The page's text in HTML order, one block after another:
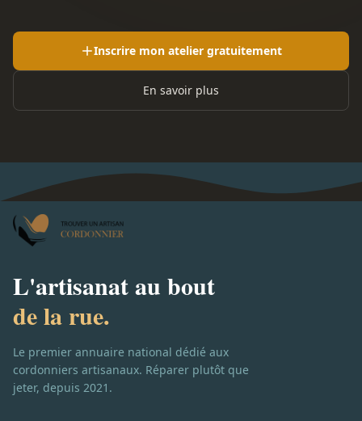
Inscrire mon atelier gratuitement
En savoir plus
L'artisanat au bout
de la rue.
Le premier annuaire national dédié aux
cordonniers artisanaux. Réparer plutôt que
jeter, depuis 2021.